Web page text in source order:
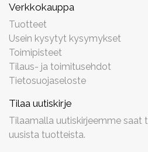
Verkkokauppa
Tuotteet
Usein kysytyt kysymykset
Toimipisteet
Tilaus- ja toimitusehdot
Tietosuojaseloste
Tilaa uutiskirje
Tilaamalla uutiskirjeemme saat
uusista tuotteista.